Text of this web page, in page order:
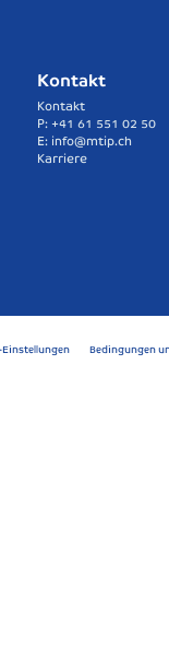
Kontakt
Kontakt
P: +41 61 551 02 50
E: info@mtip.ch
Karriere
Einstellungen Bedingungen